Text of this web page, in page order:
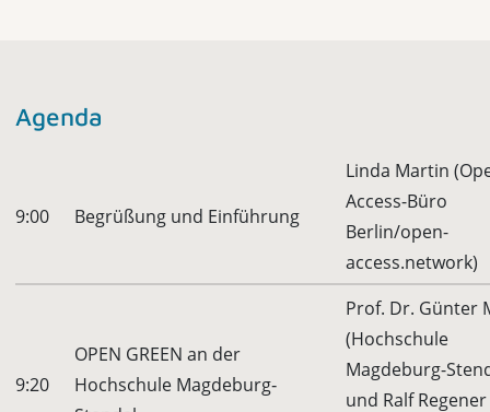
Agenda
9:00 Begrüßung und Einführung
Linda Martin
Access-Büro
Berlin/open-
access.network)
9:20
OPEN GREEN an der
Hochschule Magdeburg‐
Prof. Dr. Günter
(Hochschule
Magdeburg-
und Ralf Regener